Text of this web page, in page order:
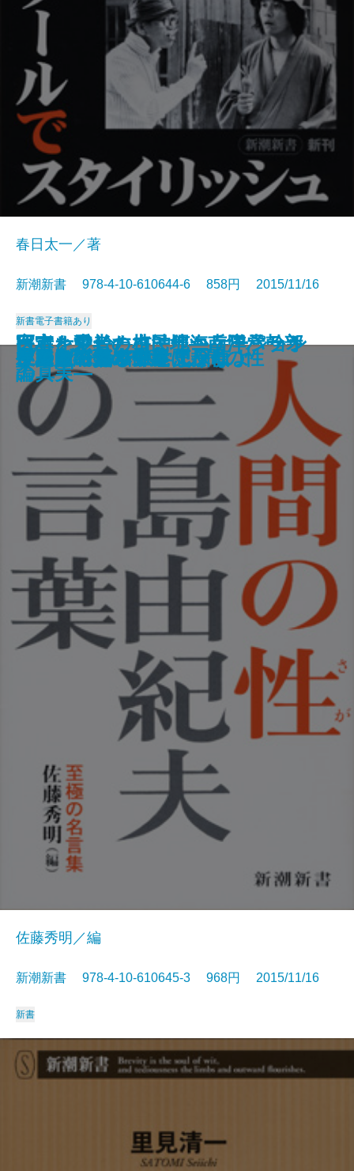
オキナワ論―在沖縄海兵隊元幹部
の告白―
10年後破綻する人、幸福な人
百人一首の謎を解く
スター・ウォーズ学
ほめると子どもはダメになる
戦略がすべて
イスラム化するヨーロッパ
毛沢東―日本軍と共謀した男―
宇宙を動かす力は何か―日常から
観る物理の話―
市川崑と『犬神家の一族』
春日太一／著
新潮新書 978-4-10-610644-6 858円 2015/11/16
新書電子書籍あり
三島由紀夫の言葉 人間の性
佐藤秀明／編
新潮新書 978-4-10-610645-3 968円 2015/11/16
新書
医者と患者のコミュニケーション
論
いつまでも若いと思うなよ
被差別のグルメ
さらば、資本主義
プリンス論
日本を愛した植民地―南洋パラオ
の真実―
中国人の頭の中
左翼も右翼もウソばかり
ケンブリッジ数学史探偵